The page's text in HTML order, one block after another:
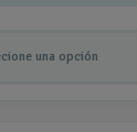
una opción